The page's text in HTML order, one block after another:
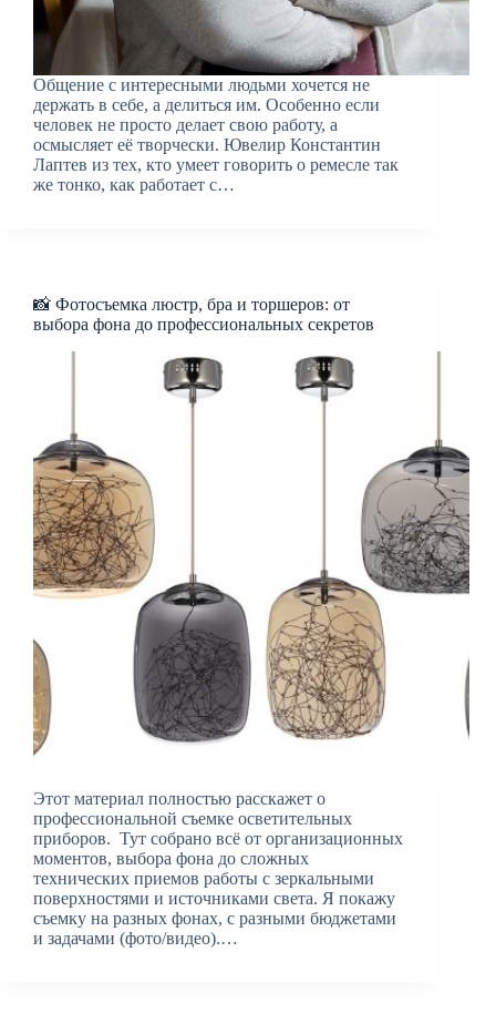
Общение с интересными людьми хочется не
держать в себе, а делиться им. Особенно если
человек не просто делает свою работу, а
осмысляет её творчески. Ювелир Константин
Лаптев из тех, кто умеет говорить о ремесле так
же тонко, как работает с…
📸 Фотосъемка люстр, бра и торшеров: от
выбора фона до профессиональных секретов
Этот материал полностью расскажет о
профессиональной съемке осветительных
приборов. Тут собрано всё от организационных
моментов, выбора фона до сложных
технических приемов работы с зеркальными
поверхностями и источниками света. Я покажу
съемку на разных фонах, с разными бюджетами
и задачами (фото/видео).…